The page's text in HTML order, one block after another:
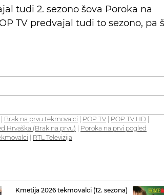
tudi 2. sezono šova Poroka na
TV predvajal tudi to sezono, pa
Brak na prvu tekmovalci POP TV POP TV HD
Hrvaška (Brak na prvu)
Poroka na prvi pogled
RTL Televizija
Kmetija 2026 tekmovalci (12. sezona)